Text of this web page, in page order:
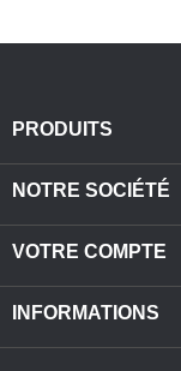
PRODUITS
NOTRE SOCIÉTÉ
VOTRE COMPTE
INFORMATIONS